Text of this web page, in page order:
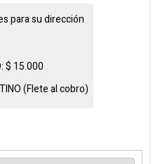
para su dirección
$ 15.000
(Flete al cobro)